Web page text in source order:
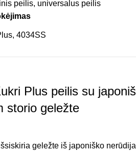
peilis, universalus peilis
Plus peilis su
storio geležte
geležte iš japoniško